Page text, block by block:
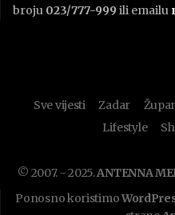
broju 023/777-999 ili emailu
Sve vijesti Zadar
Lifestyle
© 2007. - 2025.ANTENNA
Ponosno koristimo